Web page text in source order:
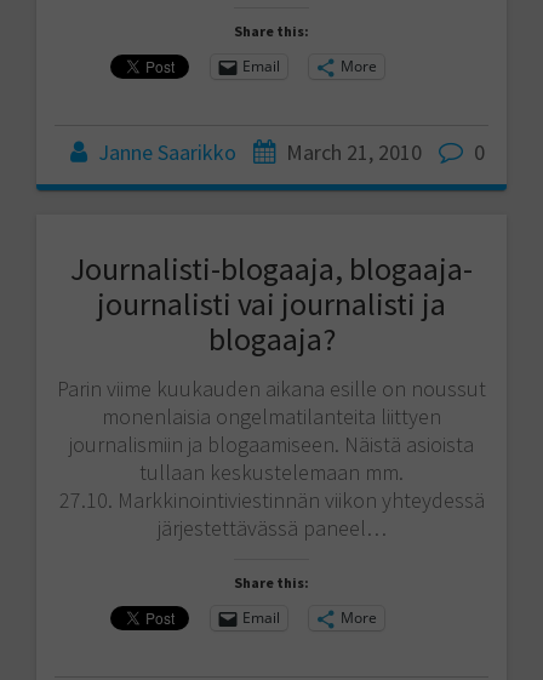
Share this:
Email More
Janne Saarikko March 21, 2010 0
Journalisti-blogaaja, blogaaja-
journalisti vai journalisti ja
blogaaja?
Parin viime kuukauden aikana esille on noussut
monenlaisia ongelmatilanteita liittyen
journalismiin ja blogaamiseen. Näistä asioista
tullaan keskustelemaan mm.
27.10. Markkinointiviestinnän viikon yhteydessä
järjestettävässä paneel…
Share this:
Email More